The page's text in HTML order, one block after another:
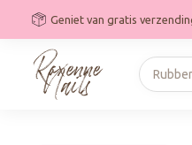
Geniet van gratis